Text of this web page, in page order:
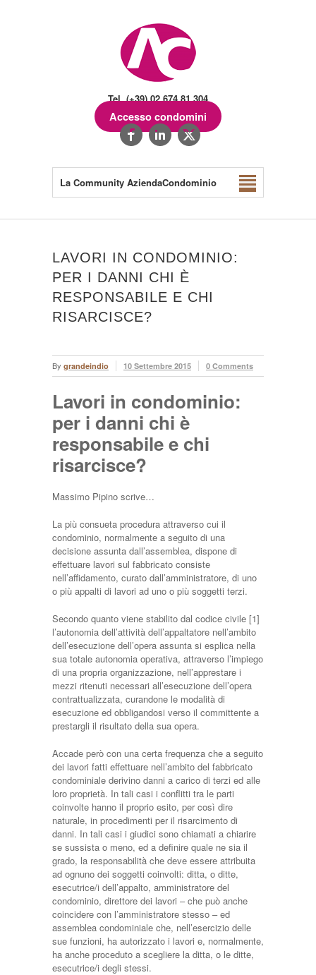
Tel. (+39) 02.674.81.304
Accesso condomini
La Community AziendaCondominio
LAVORI IN CONDOMINIO:
PER I DANNI CHI È
RESPONSABILE E CHI
RISARCISCE?
By grandeindio 10 Settembre 2015 0 Comments
Lavori in condominio:
per i danni chi è
responsabile e chi
risarcisce?
Massimo Pipino scrive…
La più consueta procedura attraverso cui il
condominio, normalmente a seguito di una
decisione assunta dall’assemblea, dispone di
effettuare lavori sul fabbricato consiste
nell’affidamento, curato dall’amministratore, di uno
o più appalti di lavori ad uno o più soggetti terzi.
Secondo quanto viene stabilito dal codice civile [1]
l’autonomia dell’attività dell’appaltatore nell’ambito
dell’esecuzione dell’opera assunta si esplica nella
sua totale autonomia operativa, attraverso l’impiego
di una propria organizzazione, nell’apprestare i
mezzi ritenuti necessari all’esecuzione dell’opera
contrattualizzata, curandone le modalità di
esecuzione ed obbligandosi verso il committente a
prestargli il risultato della sua opera.
Accade però con una certa frequenza che a seguito
dei lavori fatti effettuare nell’ambito del fabbricato
condominiale derivino danni a carico di terzi ed alle
loro proprietà. In tali casi i conflitti tra le parti
coinvolte hanno il proprio esito, per così dire
naturale, in procedimenti per il risarcimento di
danni. In tali casi i giudici sono chiamati a chiarire
se sussista o meno, ed a definire quale ne sia il
grado, la responsabilità che deve essere attribuita
ad ognuno dei soggetti coinvolti: ditta, o ditte,
esecutrice/i dell’appalto, amministratore del
condominio, direttore dei lavori – che può anche
coincidere con l’amministratore stesso – ed
assemblea condominiale che, nell’esercizio delle
sue funzioni, ha autorizzato i lavori e, normalmente,
ha anche proceduto a scegliere la ditta, o le ditte,
esecutrice/i degli stessi.